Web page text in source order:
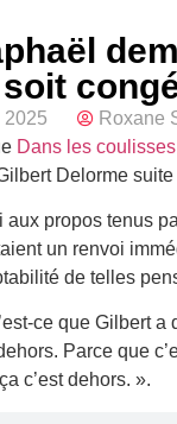
2025
Roxane
Dans les coulisses
Delorme
aux propos tenus
un renvoi
de telles
ce que Gilbert
Parce que
c’est dehors. ».